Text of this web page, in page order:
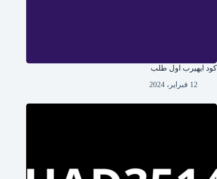
كود ايهيرب اول طلب
12 فبراير، 2024